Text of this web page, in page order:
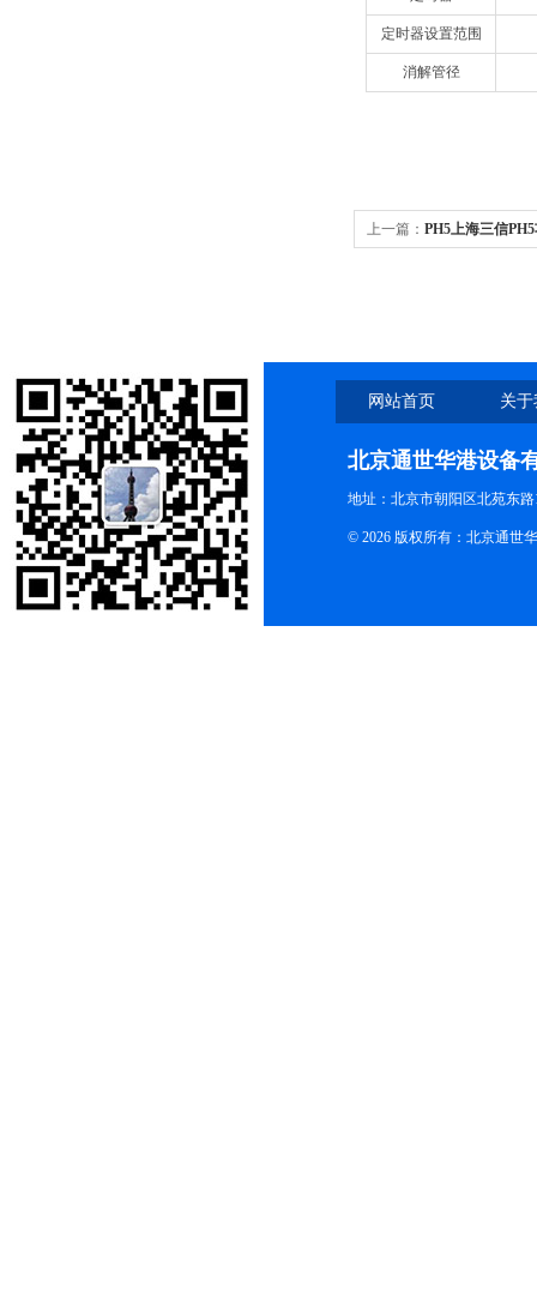
定时器设置范围
消解管径
上一篇： PH5上海三信
网站首页 关
北京通世华港设备
地址：北京市朝阳区北苑东路
© 2026 版权所有：北京通世